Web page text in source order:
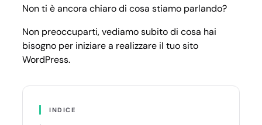
Non ti è ancora chiaro di cosa stiamo parlando?
Non preoccuparti, vediamo subito di cosa hai
bisogno per iniziare a realizzare il tuo sito
WordPress.
INDICE